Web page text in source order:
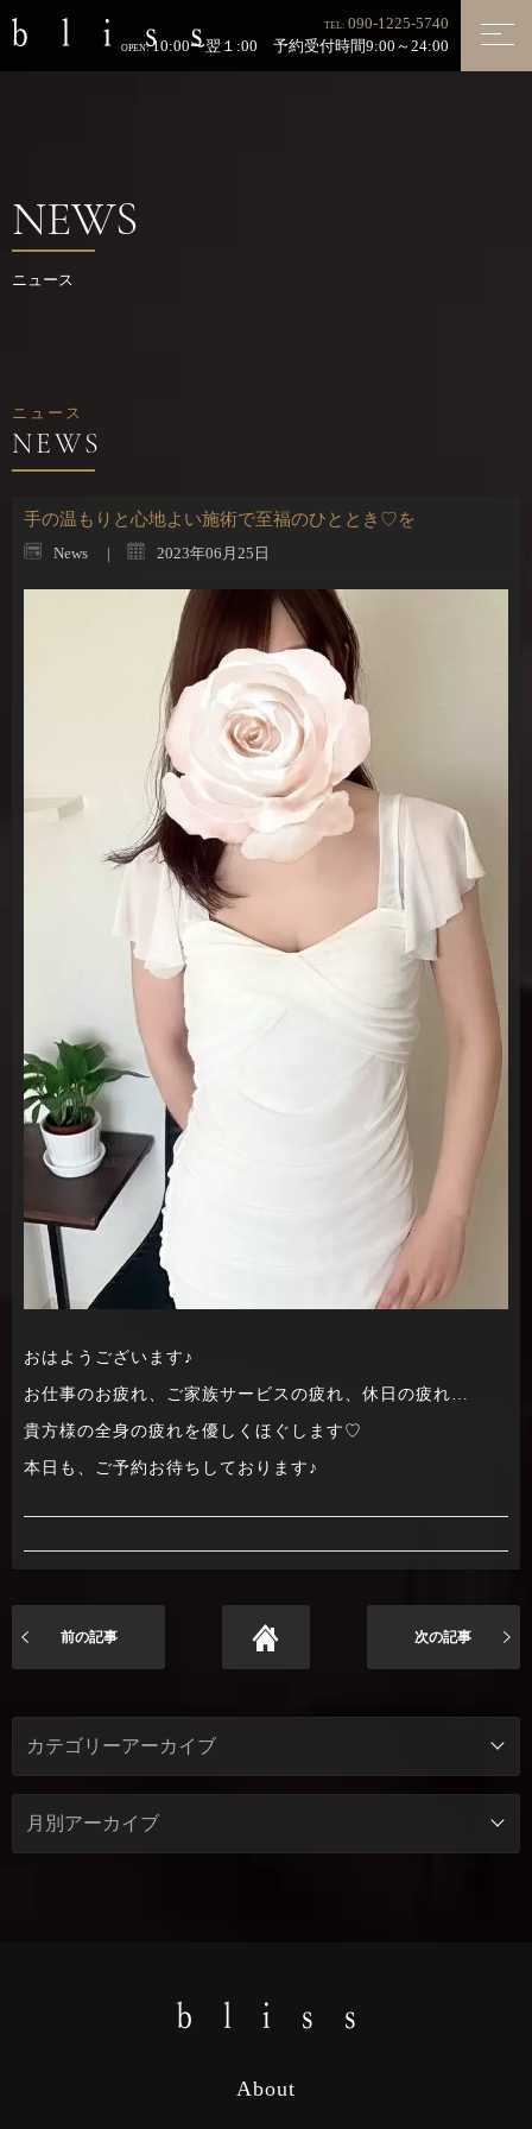
TEL: 090-1225-5740
OPEN:10:00〜翌１:00 予約受付時間9:00～24:00
NEWS
ニュース
ニュース
手の温もりと心地よい施術で至福のひととき♡を
News 2023年06月25日
おはようございます♪
お仕事のお疲れ、ご家族サービスの疲れ、休日の疲れ…
貴方様の全身の疲れを優しくほぐします♡
本日も、ご予約お待ちしております♪
前の記事 次の記事
About